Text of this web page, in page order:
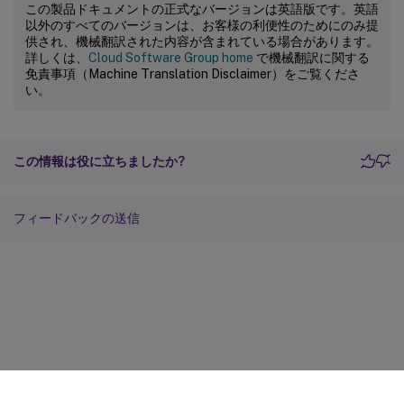
この製品ドキュメントの正式なバージョンは英語版です。英語
以外のすべてのバージョンは、お客様の利便性のためにのみ提
供され、機械翻訳された内容が含まれている場合があります。
詳しくは、 Cloud Software Group home で機械翻訳に関する
免責事項（Machine Translation Disclaimer）をご覧くださ
い。
この情報は役に立ちましたか?
フィードバックの送信